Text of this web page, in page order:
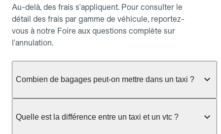
Au-delà, des frais s'appliquent. Pour consulter le
détail des frais par gamme de véhicule, reportez-
vous à notre Foire aux questions complète sur
l'annulation.
Combien de bagages peut-on mettre dans un taxi ?
taxi berline accueille en général jusqu'à 3 bagages
Quelle est la différence entre un taxi et un vtc ?